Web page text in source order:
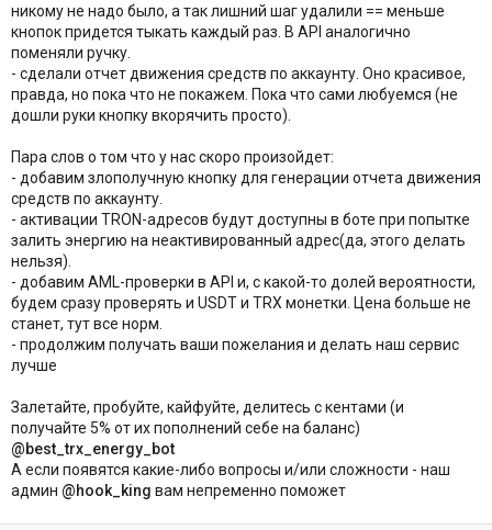
никому не надо было, а так лишний шаг удалили == меньше
кнопок придется тыкать каждый раз. В API аналогично
поменяли ручку.
- сделали отчет движения средств по аккаунту. Оно красивое,
правда, но пока что не покажем. Пока что сами любуемся (не
дошли руки кнопку вкорячить просто).
Пара слов о том что у нас скоро произойдет:
- добавим злополучную кнопку для генерации отчета движения
средств по аккаунту.
- активации TRON-адресов будут доступны в боте при попытке
залить энергию на неактивированный адрес(да, этого делать
нельзя).
- добавим AML-проверки в API и, с какой-то долей вероятности,
будем сразу проверять и USDT и TRX монетки. Цена больше не
станет, тут все норм.
- продолжим получать ваши пожелания и делать наш сервис
лучше
Залетайте, пробуйте, кайфуйте, делитесь с кентами (и
получайте 5% от их пополнений себе на баланс)
@best_trx_energy_bot
А если появятся какие-либо вопросы и/или сложности - наш
админ @hook_king вам непременно поможет